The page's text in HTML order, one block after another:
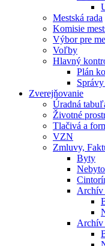
Mestská rada
Komisie
Výbor pre
Voľby
Hlavný
Plán
Zverejňovanie
Úradná
Životné
Tlačivá a
VZN
Zmluvy,
Byty
Archív
Archív